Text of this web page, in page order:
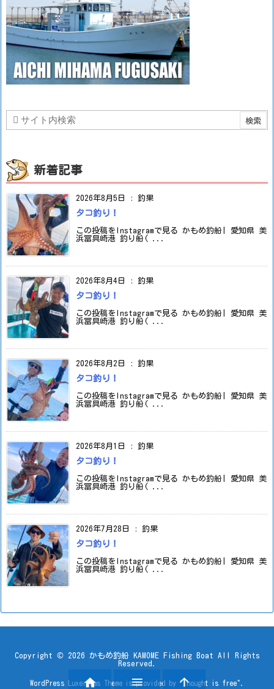
新着記事
2026年8月5日 : 釣果
タコ釣り！
この投稿をInstagramで見る かもめ釣船| 愛知県 美
浜冨具崎港 釣り船( ...
2026年8月4日 : 釣果
タコ釣り！
この投稿をInstagramで見る かもめ釣船| 愛知県 美
浜冨具崎港 釣り船( ...
2026年8月2日 : 釣果
タコ釣り！
この投稿をInstagramで見る かもめ釣船| 愛知県 美
浜冨具崎港 釣り船( ...
2026年8月1日 : 釣果
タコ釣り！
この投稿をInstagramで見る かもめ釣船| 愛知県 美
浜冨具崎港 釣り船( ...
2026年7月28日 : 釣果
タコ釣り！
この投稿をInstagramで見る かもめ釣船| 愛知県 美
浜冨具崎港 釣り船( ...
Copyright © 2026 かもめ釣船 KAMOME Fishing Boat All Rights
Reserved.
WordPress Luxeritas Theme is provided by "Thought is free".
  